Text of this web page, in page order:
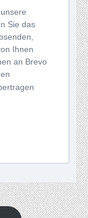
Sie das
Ihnen
an Brevo